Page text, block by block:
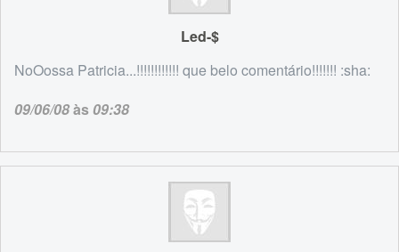
Led-$
NoOossa Patricia...!!!!!!!!!!!! que belo comentário!!!!!!! :sha:
09/06/08às09:38